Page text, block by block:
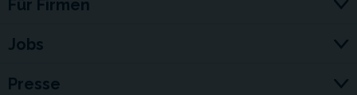
Für Firmen
Jobs
Presse